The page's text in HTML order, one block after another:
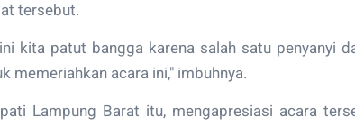
tersebut.
kita patut bangga karena salah satu penyanyi
memeriahkan acara ini," imbuhnya.
Lampung Barat itu, mengapresiasi acara